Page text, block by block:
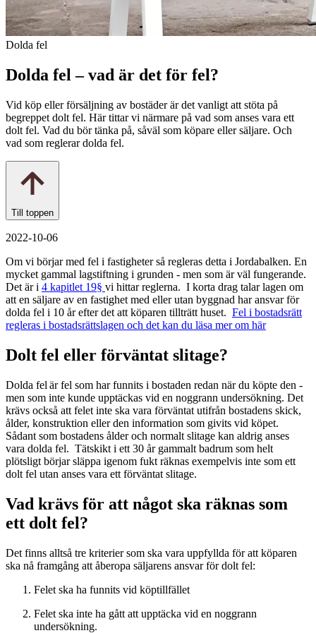
Dolda fel
Dolda fel – vad är det för fel?
Vid köp eller försäljning av bostäder är det vanligt att stöta på
begreppet dolt fel. Här tittar vi närmare på vad som anses vara ett
dolt fel. Vad du bör tänka på, såväl som köpare eller säljare. Och
vad som reglerar dolda fel.
Till toppen
2022-10-06
Om vi börjar med fel i fastigheter så regleras detta i Jordabalken. En
mycket gammal lagstiftning i grunden - men som är väl fungerande.
Det är i 4 kapitlet 19§ vi hittar reglerna. I korta drag talar lagen om
att en säljare av en fastighet med eller utan byggnad har ansvar för
dolda fel i 10 år efter det att köparen tillträtt huset. Fel i bostadsrätt
regleras i bostadsrättslagen och det kan du läsa mer om här
Dolt fel eller förväntat slitage?
Dolda fel är fel som har funnits i bostaden redan när du köpte den -
men som inte kunde upptäckas vid en noggrann undersökning. Det
krävs också att felet inte ska vara förväntat utifrån bostadens skick,
ålder, konstruktion eller den information som givits vid köpet.
Sådant som bostadens ålder och normalt slitage kan aldrig anses
vara dolda fel. Tätskikt i ett 30 år gammalt badrum som helt
plötsligt börjar släppa igenom fukt räknas exempelvis inte som ett
dolt fel utan anses vara ett förväntat slitage.
Vad krävs för att något ska räknas som
ett dolt fel?
Det finns alltså tre kriterier som ska vara uppfyllda för att köparen
ska nå framgång att åberopa säljarens ansvar för dolt fel:
Felet ska ha funnits vid köptillfället
Felet ska inte ha gått att upptäcka vid en noggrann
undersökning.